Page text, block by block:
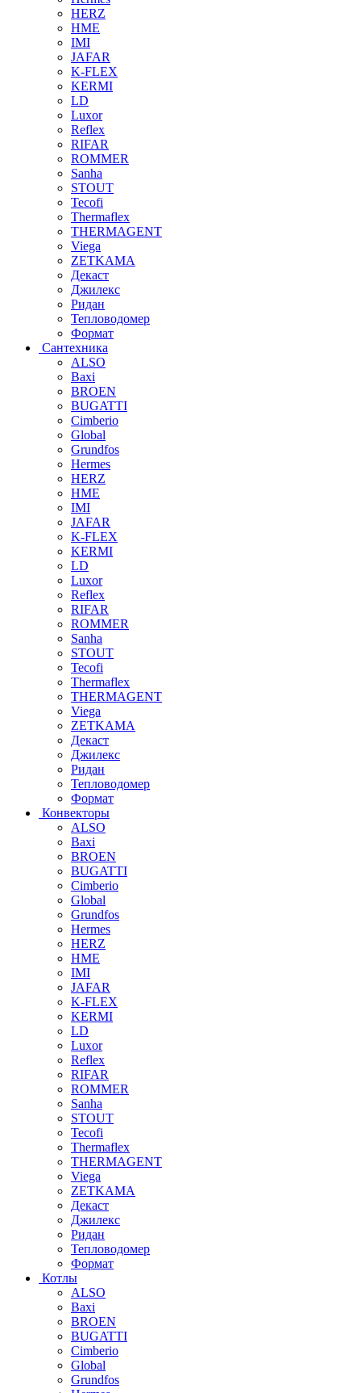
HERZ
HME
IMI
JAFAR
K-FLEX
KERMI
LD
Luxor
Reflex
RIFAR
ROMMER
Sanha
STOUT
Tecofi
Thermaflex
THERMAGENT
Viega
ZETKAMA
Декаст
Джилекс
Ридан
Тепловодомер
Формат
Сантехника
ALSO
Baxi
BROEN
BUGATTI
Cimberio
Global
Grundfos
Hermes
HERZ
HME
IMI
JAFAR
K-FLEX
KERMI
LD
Luxor
Reflex
RIFAR
ROMMER
Sanha
STOUT
Tecofi
Thermaflex
THERMAGENT
Viega
ZETKAMA
Декаст
Джилекс
Ридан
Тепловодомер
Формат
Конвекторы
ALSO
Baxi
BROEN
BUGATTI
Cimberio
Global
Grundfos
Hermes
HERZ
HME
IMI
JAFAR
K-FLEX
KERMI
LD
Luxor
Reflex
RIFAR
ROMMER
Sanha
STOUT
Tecofi
Thermaflex
THERMAGENT
Viega
ZETKAMA
Декаст
Джилекс
Ридан
Тепловодомер
Формат
Котлы
ALSO
Baxi
BROEN
BUGATTI
Cimberio
Global
Grundfos